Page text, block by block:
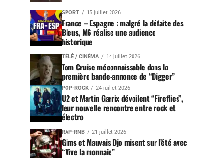
SPORT 15 juillet 2026
France – Espagne : malgré la défaite des
Bleus, M6 réalise une audience
historique
TÉLÉ / CINÉMA 14 juillet 2026
Tom Cruise méconnaissable dans la
première bande-annonce de “Digger”
POP-ROCK 24 juillet 2026
U2 et Martin Garrix dévoilent “Fireflies”,
leur nouvelle rencontre entre rock et
électro
RAP-RNB 21 juillet 2026
Gims et Mauvais Djo misent sur l’été avec
“Vive la monnaie”